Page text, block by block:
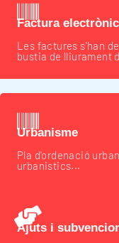
Factura
Les factures s'han
bustia de lliurament
Urbanisme
Pla d'ordenació
urbanistics...
Ajuts i